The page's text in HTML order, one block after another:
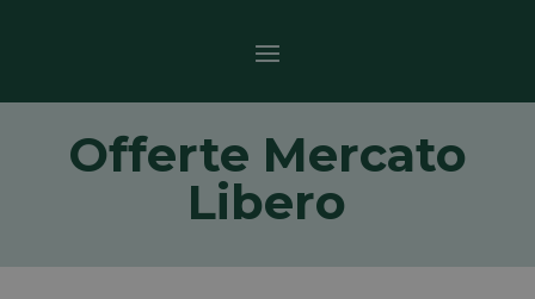
Offerte Mercato
Libero